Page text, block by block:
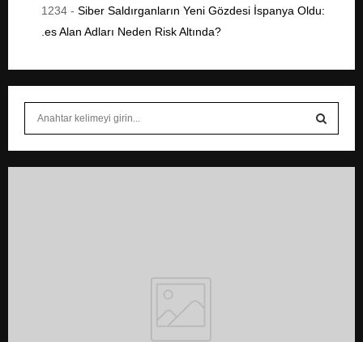
1234 - Siber Saldırganların Yeni Gözdesi İspanya Oldu:
.es Alan Adları Neden Risk Altında?
S